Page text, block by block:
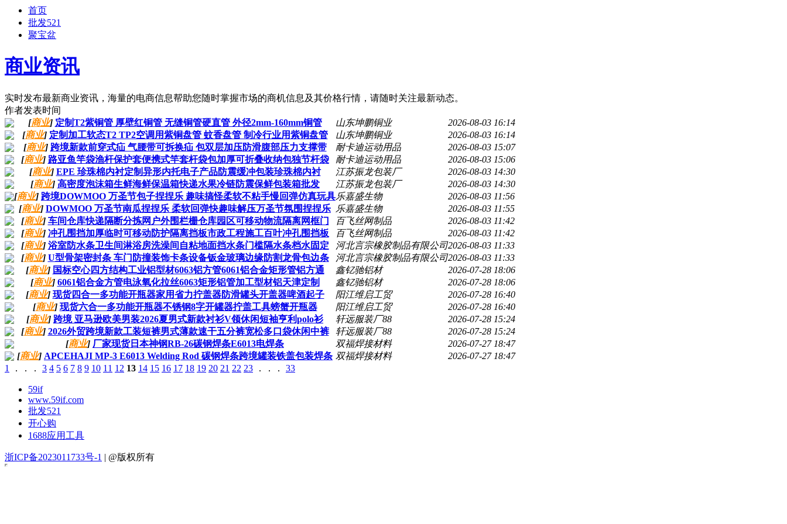
首页
批发521
聚宝盆
商业资讯
实时发布最新商业资讯，海量的电商信息帮助您随时掌握市场的商机信息及其价格行情，请随时关注最新动态。
作者发表时间
[商业] 定制T2紫铜管 厚壁红铜管 无缝铜管硬直管 外径2mm-160mm铜管 山东坤鹏铜业
2026-08-03 16:14
[商业] 定制加工软态T2 TP2空调用紫铜盘管 蚊香盘管 制冷行业用紫铜盘管 山东坤鹏铜业
2026-08-03 16:14
[商业] 跨境新款前穿式疝 气腰带可拆换疝 包双层加压防滑腹部压力支撑带 耐卡迪运动用品
2026-08-03 15:07
[商业] 路亚鱼竿袋渔杆保护套便携式竿套杆袋包加厚可折叠收纳包独节杆袋 耐卡迪运动用品
2026-08-03 15:06
[商业] EPE 珍珠棉内衬定制异形内托电子产品防震缓冲包装珍珠棉内衬 江苏振龙包装厂
2026-08-03 14:30
[商业] 高密度泡沫箱生鲜海鲜保温箱快递水果冷链防震保鲜包装箱批发 江苏振龙包装厂
2026-08-03 14:30
[商业] 跨境DOWMOO 万圣节包子捏捏乐 趣味搞怪柔软不粘手慢回弹仿真玩具乐嘉盛生物
2026-08-03 11:56
[商业] DOWMOO 万圣节南瓜捏捏乐 柔软回弹快趣味解压万圣节氛围捏捏乐 乐嘉盛生物
2026-08-03 11:55
[商业] 车间仓库快递隔断分拣网户外围栏栅仓库园区可移动物流隔离网框门 百飞丝网制品
2026-08-03 11:42
[商业] 冲孔围挡加厚临时可移动防护隔离挡板市政工程施工百叶冲孔围挡板 百飞丝网制品
2026-08-03 11:42
[商业] 浴室防水条卫生间淋浴房洗澡间自粘地面挡水条门槛隔水条档水固定 河北言宗橡胶制品有限公司2026-08-03 11:33
[商业] U型骨架密封条 车门防撞装饰卡条设备钣金玻璃边缘防割龙骨包边条 河北言宗橡胶制品有限公司2026-08-03 11:33
[商业] 国标空心四方结构工业铝型材6063铝方管6061铝合金矩形管铝方通 鑫钇驰铝材
2026-07-28 18:06
[商业] 6061铝合金方管电泳氧化拉丝6063矩形铝管加工型材铝天津定制 鑫钇驰铝材
2026-07-28 18:06
[商业] 现货四合一多功能开瓶器家用省力拧盖器防滑罐头开盖器啤酒起子 阳江维启工贸
2026-07-28 16:40
[商业] 现货六合一多功能开瓶器不锈钢8字开罐器拧盖工具螃蟹开瓶器 阳江维启工贸
2026-07-28 16:40
[商业] 跨境 亚马逊欧美男装2026夏男式新款衬衫V领休闲短袖亨利polo衫 轩远服装厂88
2026-07-28 15:24
[商业] 2026外贸跨境新款工装短裤男式薄款速干五分裤宽松多口袋休闲中裤 轩远服装厂88
2026-07-28 15:24
[商业] 厂家现货日本神钢RB-26碳钢焊条E6013电焊条 双福焊接材料
2026-07-27 18:47
[商业] APCEHAJI MP-3 E6013 Welding Rod 碳钢焊条跨境罐装铁盖包装焊条 双福焊接材料
2026-07-27 18:47
1
．．． 3 4 5 6 7 8 9 10 11 12 13 14 15 16 17 18 19 20 21 22 23 ．．． 33
59if
www.59if.com
批发521
开心购
1688应用工具
浙ICP备2023011733号-1 | @版权所有